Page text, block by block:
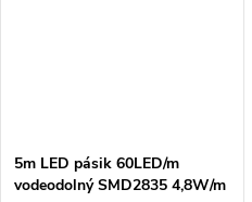
5m LED pásik 60LED/m
vodeodolný SMD2835 4,8W/m